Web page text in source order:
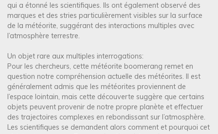
qui a étonné les scientifiques. Ils ont également observé des
marques et des stries particulièrement visibles sur la surface
de la météorite, suggérant des interactions multiples avec
l’atmosphère terrestre.
Un objet rare aux multiples interrogations:
Pour les chercheurs, cette météorite boomerang remet en
question notre compréhension actuelle des météorites. Il est
généralement admis que les météorites proviennent de
l’espace lointain, mais cette découverte suggère que certains
objets peuvent provenir de notre propre planète et effectuer
des trajectoires complexes en rebondissant sur l’atmosphère.
Les scientifiques se demandent alors comment et pourquoi cet